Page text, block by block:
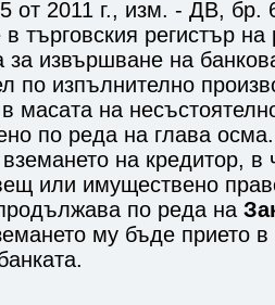
2011 г., изм. - ДВ, бр.
търговския регистър
за извършване на
по изпълнително
масата на
по реда на глава осма.
на кредитор, в
или имуществено
по реда на
му бъде прието в